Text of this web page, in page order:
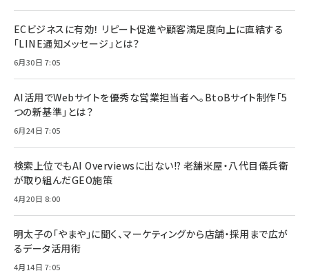
ECビジネスに有効！ リピート促進や顧客満足度向上に直結する
「LINE通知メッセージ」とは？
6月30日 7:05
AI活用でWebサイトを優秀な営業担当者へ。BtoBサイト制作「5
つの新基準」とは？
6月24日 7:05
検索上位でもAI Overviewsに出ない!? 老舗米屋・八代目儀兵衛
が取り組んだGEO施策
4月20日 8:00
明太子の「やまや」に聞く、マーケティングから店舗・採用まで広が
るデータ活用術
4月14日 7:05